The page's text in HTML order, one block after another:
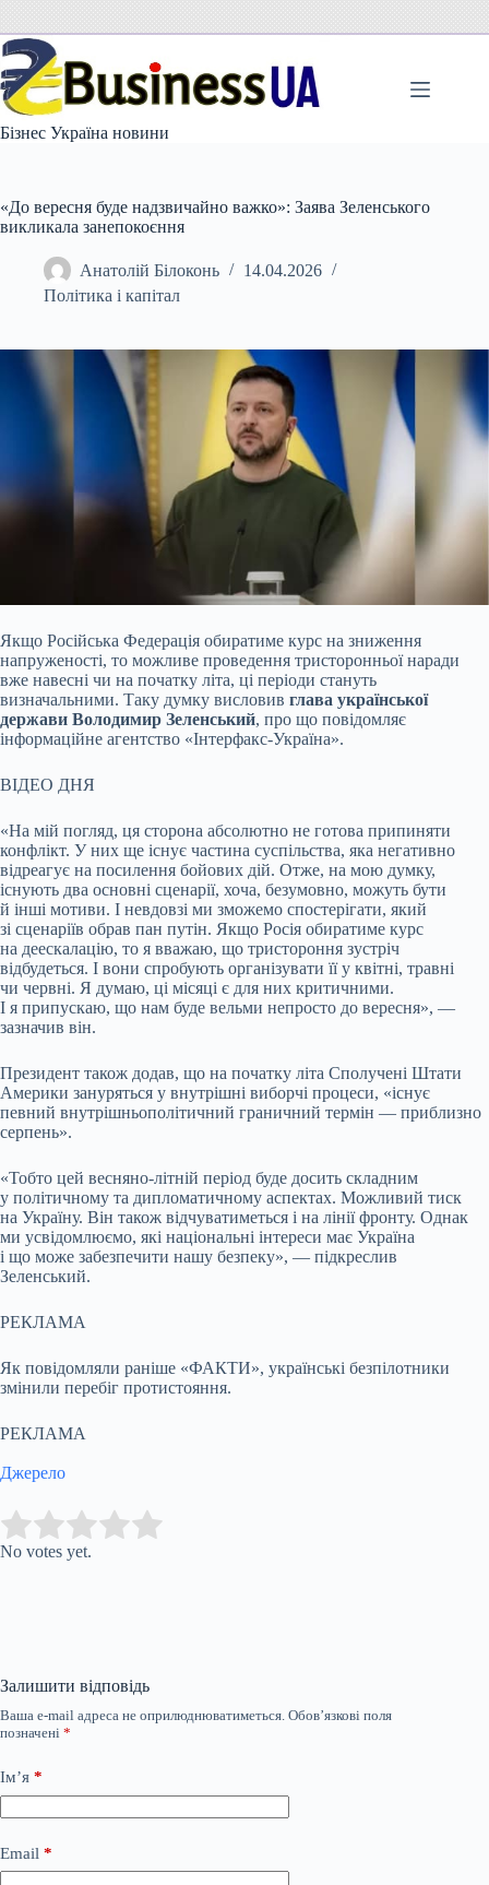
вмісту
Бізнес Україна новини
«До вересня буде надзвичайно важко»: Заява Зеленського
викликала занепокоєння
Анатолій Білоконь
14.04.2026
Політика і капітал
Якщо Російська Федерація обиратиме курс на зниження
напруженості, то можливе проведення тристоронньої наради
вже навесні чи на початку літа, ці періоди стануть
визначальними. Таку думку висловив глава української
держави Володимир Зеленський, про що повідомляє
інформаційне агентство «Інтерфакс-Україна».
ВІДЕО ДНЯ
«На мій погляд, ця сторона абсолютно не готова припиняти
конфлікт. У них ще існує частина суспільства, яка негативно
відреагує на посилення бойових дій. Отже, на мою думку,
існують два основні сценарії, хоча, безумовно, можуть бути
й інші мотиви. І невдовзі ми зможемо спостерігати, який
зі сценаріїв обрав пан путін. Якщо Росія обиратиме курс
на деескалацію, то я вважаю, що тристороння зустріч
відбудеться. І вони спробують організувати її у квітні, травні
чи червні. Я думаю, ці місяці є для них критичними.
І я припускаю, що нам буде вельми непросто до вересня», —
зазначив він.
Президент також додав, що на початку літа Сполучені Штати
Америки зануряться у внутрішні виборчі процеси, «існує
певний внутрішньополітичний граничний термін — приблизно
серпень».
«Тобто цей весняно-літній період буде досить складним
у політичному та дипломатичному аспектах. Можливий тиск
на Україну. Він також відчуватиметься і на лінії фронту. Однак
ми усвідомлюємо, які національні інтереси має Україна
і що може забезпечити нашу безпеку», — підкреслив
Зеленський.
РЕКЛАМА
Як повідомляли раніше «ФАКТИ», українські безпілотники
змінили перебіг протистояння.
РЕКЛАМА
Джерело
Rate this item:
No votes yet.
Залишити відповідь
Ваша e-mail адреса не оприлюднюватиметься. Обов’язкові поля
позначені *
Ім’я *
Email *